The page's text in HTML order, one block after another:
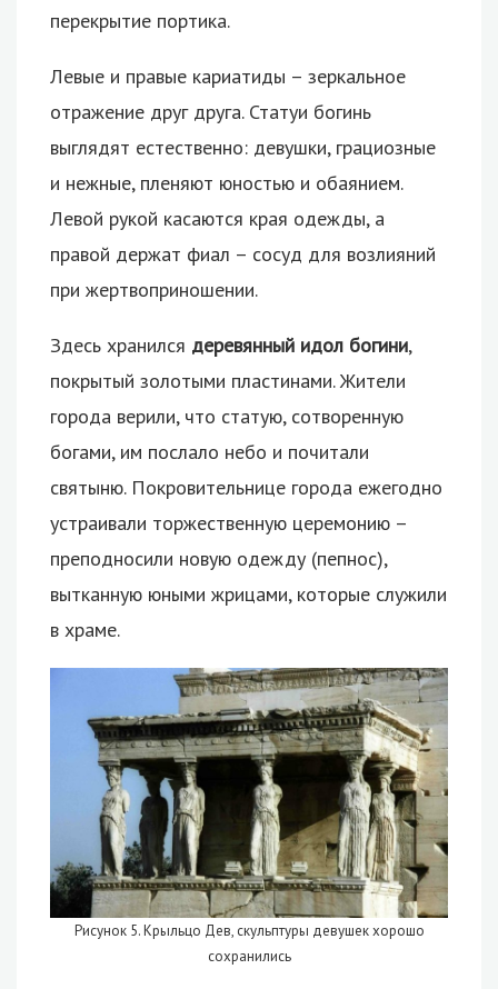
перекрытие портика.
Левые и правые кариатиды – зеркальное
отражение друг друга. Статуи богинь
выглядят естественно: девушки, грациозные
и нежные, пленяют юностью и обаянием.
Левой рукой касаются края одежды, а
правой держат фиал – сосуд для возлияний
при жертвоприношении.
Здесь хранился деревянный идол богини,
покрытый золотыми пластинами. Жители
города верили, что статую, сотворенную
богами, им послало небо и почитали
святыню. Покровительнице города ежегодно
устраивали торжественную церемонию –
преподносили новую одежду (пепнос),
вытканную юными жрицами, которые служили
в храме.
Рисунок 5. Крыльцо Дев, скульптуры девушек хорошо
сохранились